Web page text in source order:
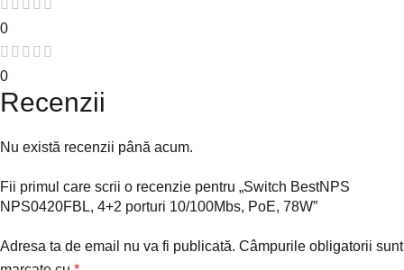
0
0
Recenzii
Nu există recenzii până acum.
Fii primul care scrii o recenzie pentru „Switch BestNPS
NPS0420FBL, 4+2 porturi 10/100Mbs, PoE, 78W”
Adresa ta de email nu va fi publicată. Câmpurile obligatorii sunt